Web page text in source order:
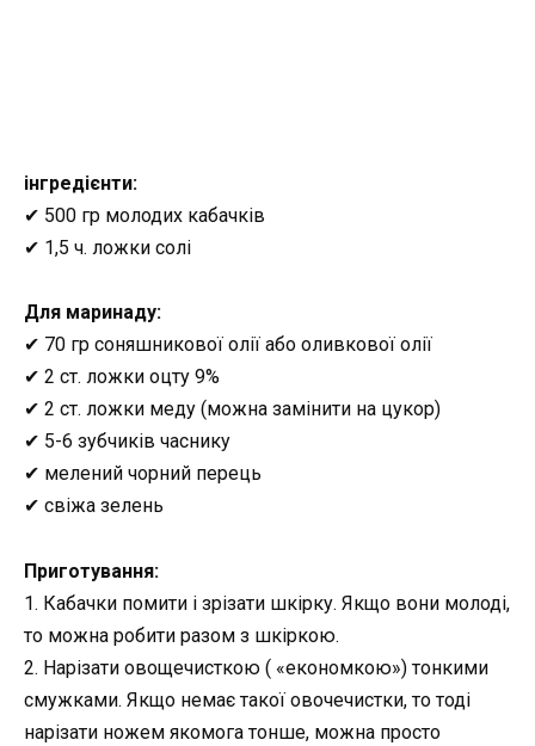
інгредієнти:
✔ 500 гр молодих кабачків
✔ 1,5 ч. ложки солі
Для маринаду:
✔ 70 гр соняшникової олії або оливкової олії
✔ 2 ст. ложки оцту 9%
✔ 2 ст. ложки меду (можна замінити на цукор)
✔ 5-6 зубчиків часнику
✔ мелений чорний перець
✔ свіжа зелень
Приготування:
1. Кабачки помити і зрізати шкірку. Якщо вони молоді,
то можна робити разом з шкіркою.
2. Нарізати овощечисткою ( «економкою») тонкими
смужками. Якщо немає такої овочечистки, то тоді
нарізати ножем якомога тонше, можна просто